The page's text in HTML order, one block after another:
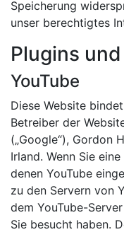
Speicherung
unser berechtigtes
Plugins
YouTube
Diese Website
Betreiber der
(„Google“), Gordon
Irland. Wenn Sie
denen YouTube
zu den Servern von
dem YouTube-
Sie besucht haben.